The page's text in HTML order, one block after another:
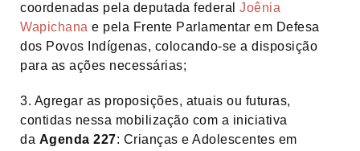
coordenadas pela deputada federal Joênia
Wapichana e pela Frente Parlamentar em Defesa
dos Povos Indígenas, colocando-se a disposição
para as ações necessárias;
3. Agregar as proposições, atuais ou futuras,
contidas nessa mobilização com a iniciativa
da Agenda 227: Crianças e Adolescentes em